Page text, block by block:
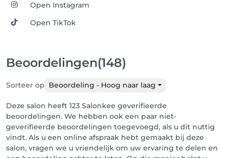
dienen binnen 7 dagen na de behandeling via mail
of telefonisch te worden ingediend.
7.2 Wij streven ernaar om klachten binnen 14 dagen
8. Wijzigingen Algemene Voorwaarden
algemene voorwaarden te wijzigen.
zijn van toepassing op toekomstige afspraken.
Open Instagram
Open TikTok
Beoordelingen(148)
Sorteer op Beoordeling - Hoog naar laag
Deze salon heeft 123 Salonkee geverifieerde
beoordelingen. We hebben ook een paar niet-
geverifieerde beoordelingen toegevoegd, als u dit nuttig
vindt. Als u een online afspraak hebt gemaakt bij deze
salon, vragen we u vriendelijk om uw ervaring te delen en